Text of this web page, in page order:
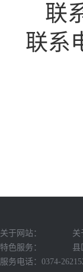
联系
联系
关于网站： 关
特色服务：
县
服务电话：0374-